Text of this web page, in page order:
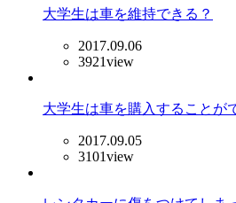
大学生は車を維持できる？
2017.09.06
3921view
大学生は車を購入することが
2017.09.05
3101view